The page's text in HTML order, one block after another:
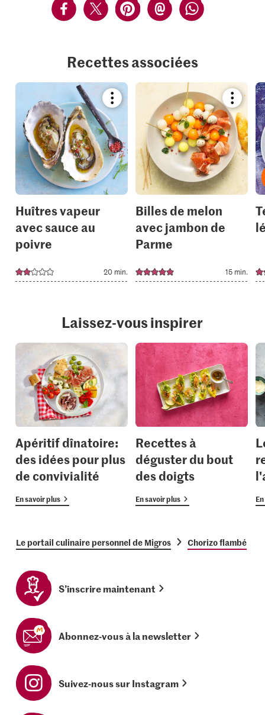
Recettes associées
Bookmark
recipe
or
add
it
to
your
collections.
Huîtres vapeur
avec sauce au
poivre
20 min.
recipe
or
add
to
your
Billes de melon
avec jambon de
Parme
15 min.
Laissez-vous inspirer
Apéritif dînatoire:
des idées pour plus
de convivialité
En savoir plus
Recettes à
déguster du bout
des doigts
En savoir plus
Le portail culinaire personnel de Migros Chorizo flambé
S’inscrire maintenant
Abonnez-vous à la newsletter
Suivez-nous sur Instagram